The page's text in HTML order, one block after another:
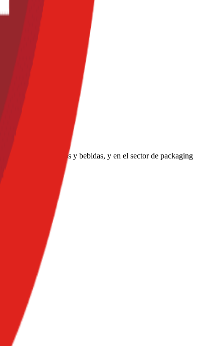
de alimentos y bebidas, y en el sector de packaging